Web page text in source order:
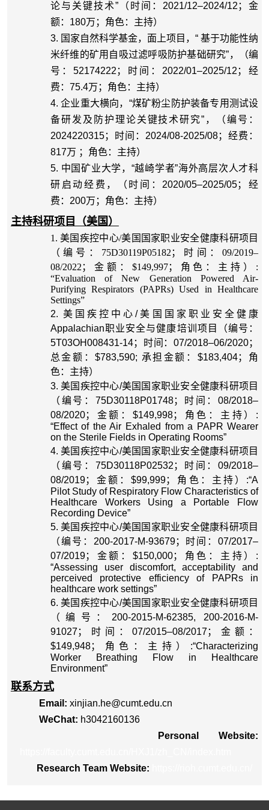
论与关键技术”（时间：2021/12–2024/12；金
额：180万；角色：主持）
3. 国家自然科学基金，面上项目，“ 基于功能性纳
米纤维的矿用自吸过滤呼吸防护基础研究”，（编
号：52174222；时间：2022/01–2025/12；经
费：75.4万；角色：主持）
4.企业重大横向， “煤矿粉尘防护装备专用测试设
备研发及防护理论关键技术研究” ，（编号：
2024220315；时间：2024/08-2025/08；经费：
817万 ；角色：主持）
5. 中国矿业大学， “越崎学者”海外高层次人才科
研启动经费，（时间：2020/05–2025/05；经
费： 200万；角色：主持）
主持科研项目（美国）
1.美国疾控中心/美国国家职业安全健康科研项目
（编号： 75D30119P05182；时间：09/2019–
08/2022；金额： $149,997；角色：主持） :
“Evaluation of New Generation Powered Air-
Purifying Respirators (PAPRs) Used in Healthcare
Settings”
2. 美国疾控中心/美国国家职业安全健康
Appalachian职业安全与健康培训项目（编号：
5T03OH008431-14；时间：07/2018–06/2020；
总金额：$783,590; 承担金额：$183,404；角
色：主持）
3. 美国疾控中心/美国国家职业安全健康科研项目
（编号：75D30118P01748；时间：08/2018–
08/2020；金额：$149,998；角色：主持）:
“Effect of the Air Exhaled from a PAPR Wearer
on the Sterile Fields in Operating Rooms”
4. 美国疾控中心/美国国家职业安全健康科研项目
（编号：75D30118P02532；时间：09/2018–
08/2019；金额：$99,999；角色：主持）:“A
Pilot Study of Respiratory Flow Characteristics of
Healthcare Workers Using a Portable Flow
Recording Device”
5.美国疾控中心/美国国家职业安全健康科研项目
（编号： 200-2017-M-93679；时间：07/2017–
07/2019；金额： $150,000；角色：主持） :
“Assessing user discomfort, acceptability and
perceived protective efficiency of PAPRs in
healthcare work settings”
6.美国疾控中心/美国国家职业安全健康科研项目
（编号： 200-2015-M-62385, 200-2016-M-
91027 ；时间：07/2015–08/2017 ；金额：
$149,948；角色：主持） :“Characterizing
Worker Breathing Flow in Healthcare
Environment”
联系方式
Email: xinjian.he@cumt.edu.cn
WeChat: h3042160136
Personal Website:
Research Team Website: